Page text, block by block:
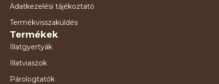
Adatkezelési tájékoztató
Termékvisszaküldés
Termékek
Illatgyertyák
Illatviaszok
Párologtatók